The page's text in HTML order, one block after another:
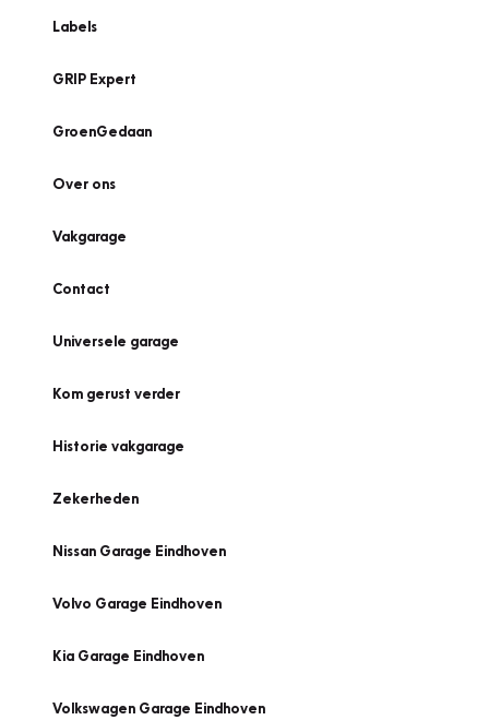
Labels
GRIP Expert
GroenGedaan
Over ons
Vakgarage
Contact
Universele garage
Kom gerust verder
Historie vakgarage
Zekerheden
Nissan Garage Eindhoven
Volvo Garage Eindhoven
Kia Garage Eindhoven
Volkswagen Garage Eindhoven